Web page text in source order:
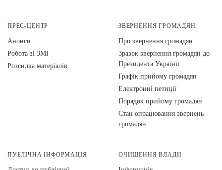
ПРЕС-ЦЕНТР
Анонси
Робота зі ЗМІ
Розсилка матеріалів
ЗВЕРНЕННЯ ГРОМАДЯН
Про звернення громадян
Зразок звернення громадян до
Президента України
Графік прийому громадян
Електронні петиції
Порядок прийому громадян
Стан опрацювання звернень
громадян
ПУБЛІЧНА ІНФОРМАЦІЯ ОЧИЩЕННЯ ВЛАДИ